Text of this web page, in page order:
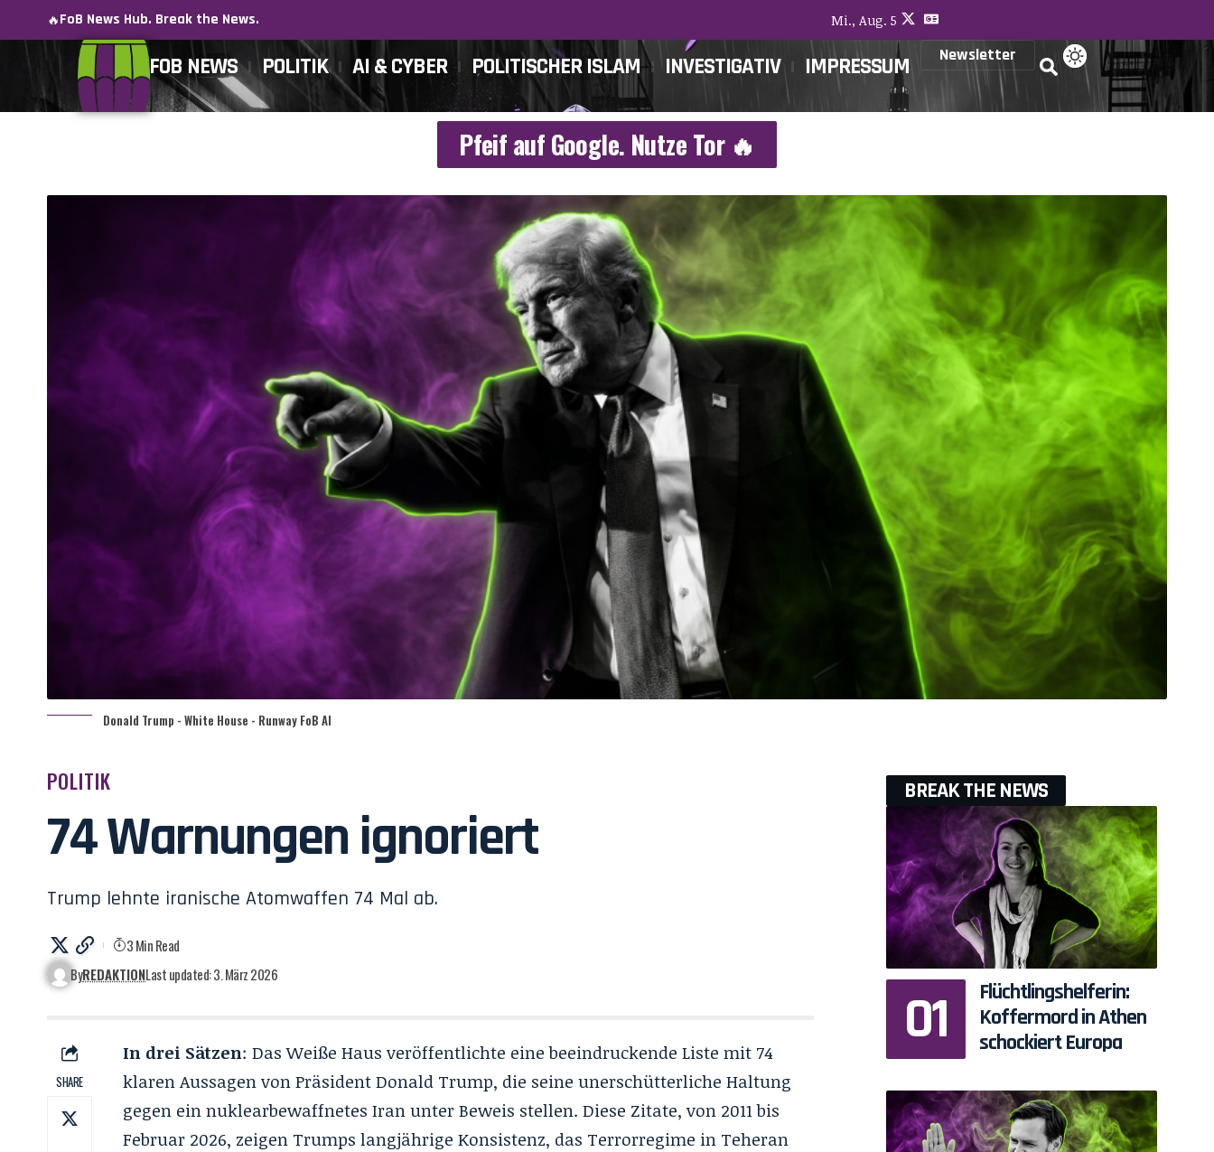
🔥FoB News Hub. Break the News. Mi., Aug. 5
FOB NEWS POLITIK AI & CYBER POLITISCHER ISLAM INVESTIGATIV IMPRESSUM Newsletter
Pfeif auf Google. Nutze Tor 🔥
Donald Trump - White House - Runway FoB AI
POLITIK
74 Warnungen ignoriert
Trump lehnte iranische Atomwaffen 74 Mal ab.
ByREDAKTIONLast updated: 3. März 2026
3 Min Read
SHARE
In drei Sätzen: Das Weiße Haus veröffentlichte eine beeindruckende Liste mit 74
klaren Aussagen von Präsident Donald Trump, die seine unerschütterliche Haltung
gegen ein nuklearbewaffnetes Iran unter Beweis stellen. Diese Zitate, von 2011 bis
Februar 2026, zeigen Trumps langjährige Konsistenz, das Terrorregime in Teheran
BREAK THE NEWS
Flüchtlingshelferin:
Koffermord in Athen
schockiert Europa